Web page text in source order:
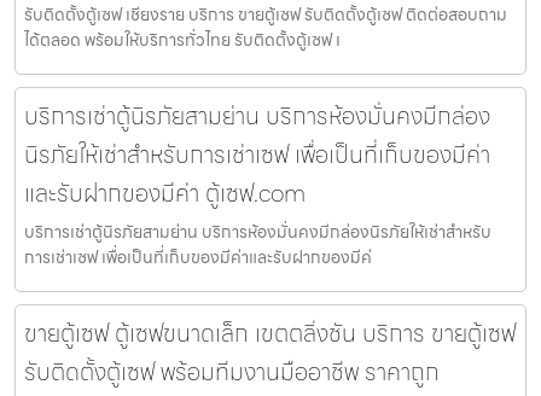
รับติดตั้งตู้เซฟ เชียงราย บริการ ขายตู้เซฟ รับติดตั้งตู้เซฟ ติดต่อสอบถาม
ได้ตลอด พร้อมให้บริการทั่วไทย รับติดตั้งตู้เซฟ เ
บริการเช่าตู้นิรภัยสามย่าน บริการห้องมั่นคงมีกล่อง
นิรภัยให้เช่าสำหรับการเช่าเซฟ เพื่อเป็นที่เก็บของมีค่า
และรับฝากของมีค่า ตู้เซฟ.com
บริการเช่าตู้นิรภัยสามย่าน บริการห้องมั่นคงมีกล่องนิรภัยให้เช่าสำหรับ
การเช่าเซฟ เพื่อเป็นที่เก็บของมีค่าและรับฝากของมีค่
ขายตู้เซฟ ตู้เซฟขนาดเล็ก เขตตลิ่งชัน บริการ ขายตู้เซฟ
รับติดตั้งตู้เซฟ พร้อมทีมงานมืออาชีพ ราคาถูก